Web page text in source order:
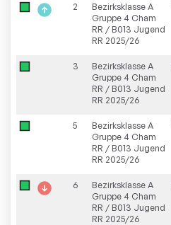
2
Bezirksklasse A
Gruppe 4 Cham
RR / B013 Jugend
RR 2025/26
3
Bezirksklasse A
Gruppe 4 Cham
RR / B013 Jugend
RR 2025/26
5
Bezirksklasse A
Gruppe 4 Cham
RR / B013 Jugend
RR 2025/26
6
Bezirksklasse A
Gruppe 4 Cham
RR / B013 Jugend
RR 2025/26